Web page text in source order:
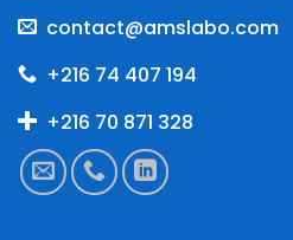
contact@amslabo.com
+216 74 407 194
+216 70 871 328